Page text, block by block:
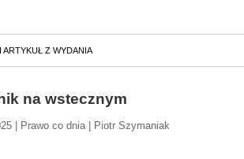
ARTYKUŁ Z WYDANIA
na wstecznym
| Prawo co dnia | Piotr Szymaniak